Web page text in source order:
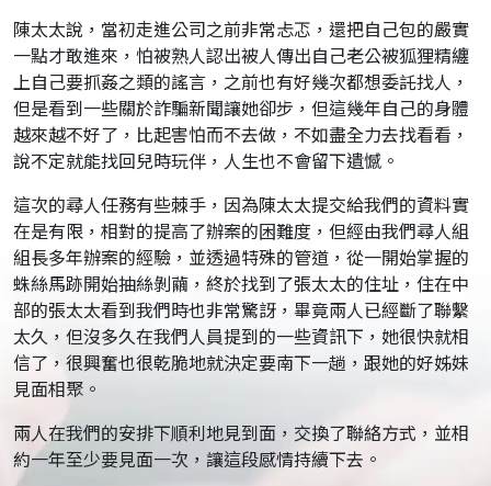
陳太太說，當初走進公司之前非常忐忑，還把自己包的嚴實
一點才敢進來，怕被熟人認出被人傳出自己老公被狐狸精纏
上自己要抓姦之類的謠言，之前也有好幾次都想委託找人，
但是看到一些關於詐騙新聞讓她卻步，但這幾年自己的身體
越來越不好了，比起害怕而不去做，不如盡全力去找看看，
說不定就能找回兒時玩伴，人生也不會留下遺憾。
這次的尋人任務有些棘手，因為陳太太提交給我們的資料實
在是有限，相對的提高了辦案的困難度，但經由我們尋人組
組長多年辦案的經驗，並透過特殊的管道，從一開始掌握的
蛛絲馬跡開始抽絲剝繭，終於找到了張太太的住址，住在中
部的張太太看到我們時也非常驚訝，畢竟兩人已經斷了聯繫
太久，但沒多久在我們人員提到的一些資訊下，她很快就相
信了，很興奮也很乾脆地就決定要南下一趟，跟她的好姊妹
見面相聚。
兩人在我們的安排下順利地見到面，交換了聯絡方式，並相
約一年至少要見面一次，讓這段感情持續下去。